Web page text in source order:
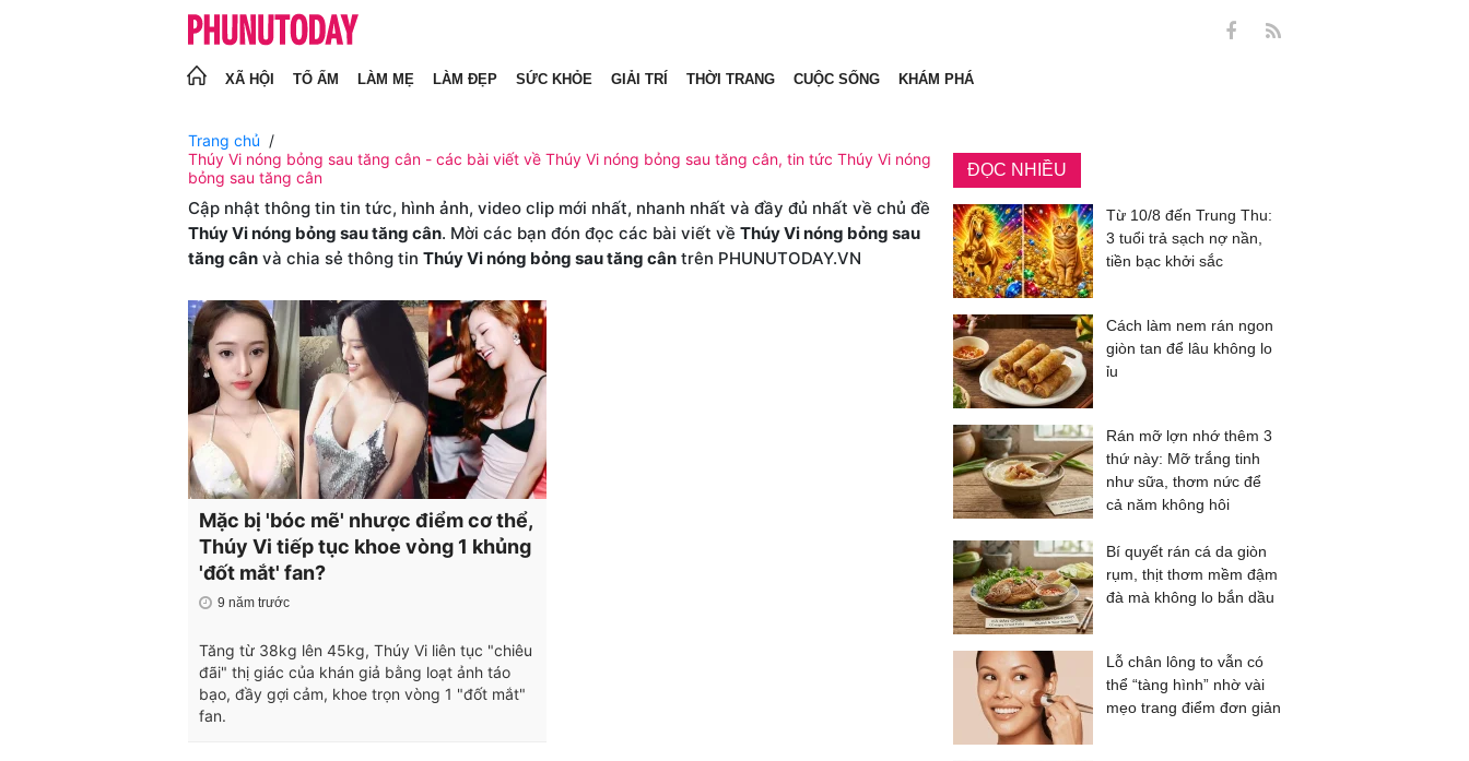
XÃ HỘI TỔ ẤM LÀM MẸ LÀM ĐẸP SỨC KHỎE GIẢI TRÍ THỜI TRANG CUỘC SỐNG KHÁM PHÁ
Trang chủ
Thúy Vi nóng bỏng sau tăng cân - các bài viết về Thúy Vi nóng bỏng sau tăng cân, tin tức Thúy Vi nóng
bỏng sau tăng cân
Cập nhật thông tin tin tức, hình ảnh, video clip mới nhất, nhanh nhất và đầy đủ nhất về chủ đề
Thúy Vi nóng bỏng sau tăng cân. Mời các bạn đón đọc các bài viết về Thúy Vi nóng bỏng sau
tăng cân và chia sẻ thông tin Thúy Vi nóng bỏng sau tăng cân trên PHUNUTODAY.VN
Mặc bị 'bóc mẽ' nhược điểm cơ thể,
Thúy Vi tiếp tục khoe vòng 1 khủng
'đốt mắt' fan?
9 năm trước
Tăng từ 38kg lên 45kg, Thúy Vi liên tục "chiêu
đãi" thị giác của khán giả bằng loạt ảnh táo
bạo, đầy gợi cảm, khoe trọn vòng 1 "đốt mắt"
fan.
ĐỌC NHIỀU
Từ 10/8 đến Trung Thu:
3 tuổi trả sạch nợ nần,
tiền bạc khởi sắc
Cách làm nem rán ngon
giòn tan để lâu không lo
ỉu
Rán mỡ lợn nhớ thêm 3
thứ này: Mỡ trắng tinh
như sữa, thơm nức để
cả năm không hôi
Bí quyết rán cá da giòn
rụm, thịt thơm mềm đậm
đà mà không lo bắn dầu
Lỗ chân lông to vẫn có
thể “tàng hình” nhờ vài
mẹo trang điểm đơn giản